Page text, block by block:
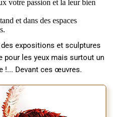
votre passion et la leur bien
et dans des espaces
expositions et sculptures
pour les yeux mais surtout un
!... Devant ces œuvres.